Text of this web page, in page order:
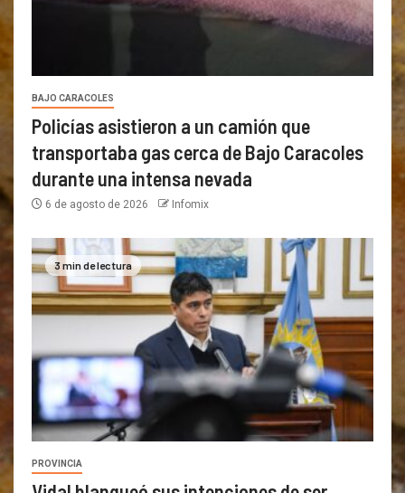
BAJO CARACOLES
Policías asistieron a un camión que
transportaba gas cerca de Bajo Caracoles
durante una intensa nevada
6 de agosto de 2026 Infomix
3 min de lectura
PROVINCIA